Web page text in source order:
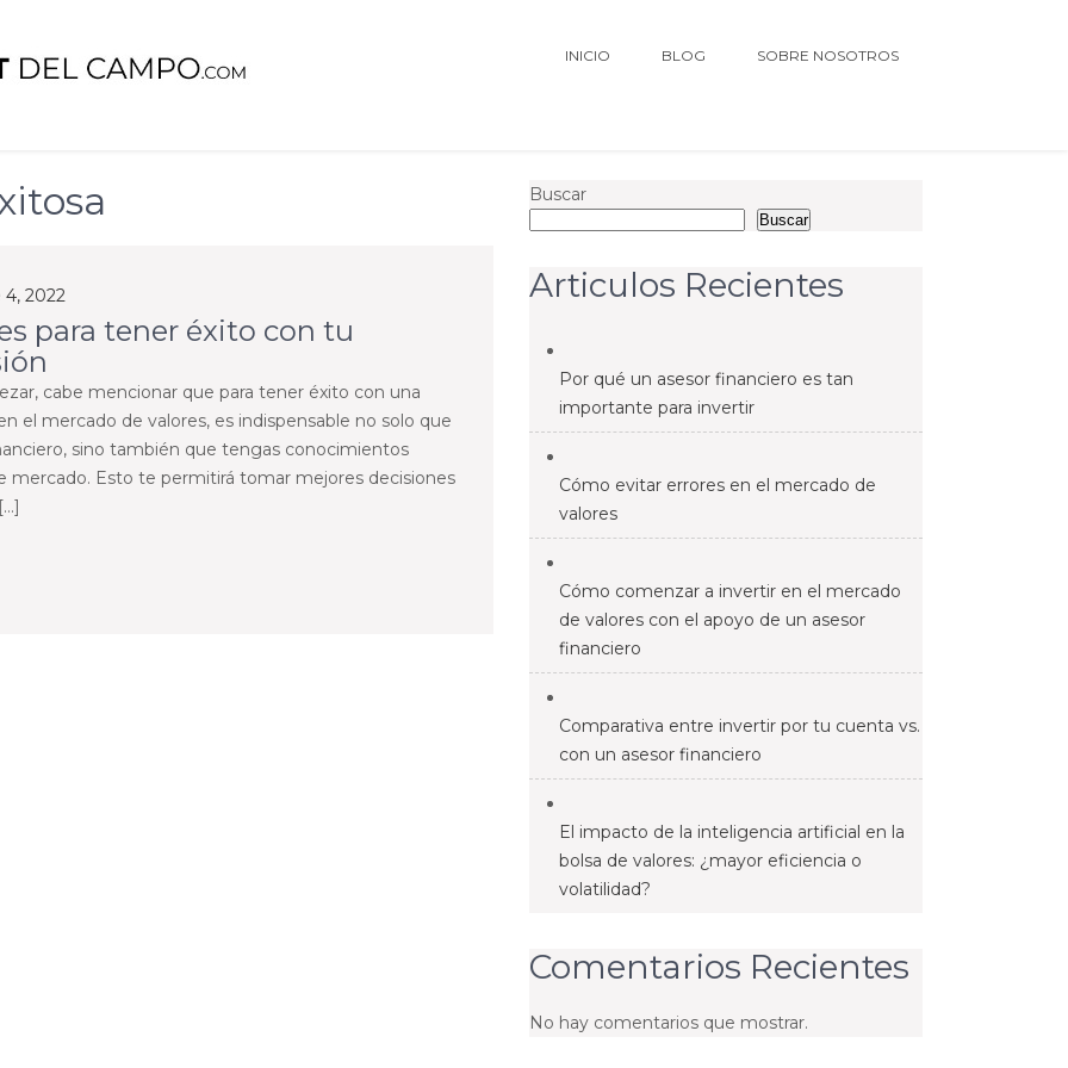
INICIO BLOG SOBRE NOSOTROS
2022
para tener éxito con tu
cabe mencionar que para tener éxito con una
el mercado de valores, es indispensable no solo que
sino también que tengas conocimientos
Esto te permitirá tomar mejores decisiones
Buscar
Buscar
Articulos Recientes
Por qué un asesor financiero es tan
importante para invertir
Cómo evitar errores en el mercado de
valores
Cómo comenzar a invertir en el mercado
de valores con el apoyo de un asesor
financiero
Comparativa entre invertir por tu cuenta vs.
con un asesor financiero
El impacto de la inteligencia artificial en la
bolsa de valores: ¿mayor eficiencia o
volatilidad?
Comentarios Recientes
No hay comentarios que mostrar.